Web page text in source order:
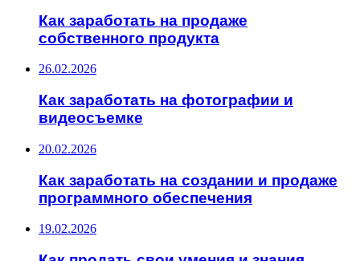
Как заработать на продаже
собственного продукта
26.02.2026
Как заработать на фотографии и
видеосъемке
20.02.2026
Как заработать на создании и продаже
программного обеспечения
19.02.2026